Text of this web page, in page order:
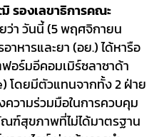
รองเลขาธิการคณะ
ว่า วันนี้ (5 พฤศจิกายน
หารและยา (อย.) ได้หารือ
อร์มอีคอมเมิร์ซลาซาด้า
โดยมีตัวแทนจากทั้ง 2 ฝ่าย
ความร่วมมือในการควบคุม
ฑ์สุขภาพที่ไม่ได้มาตรฐาน